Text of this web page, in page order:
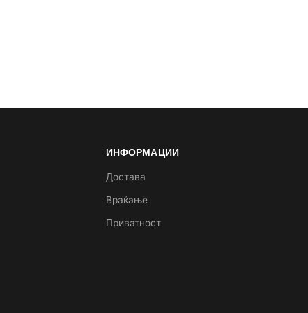
ИНФОРМАЦИИ
Достава
Враќање
Приватност